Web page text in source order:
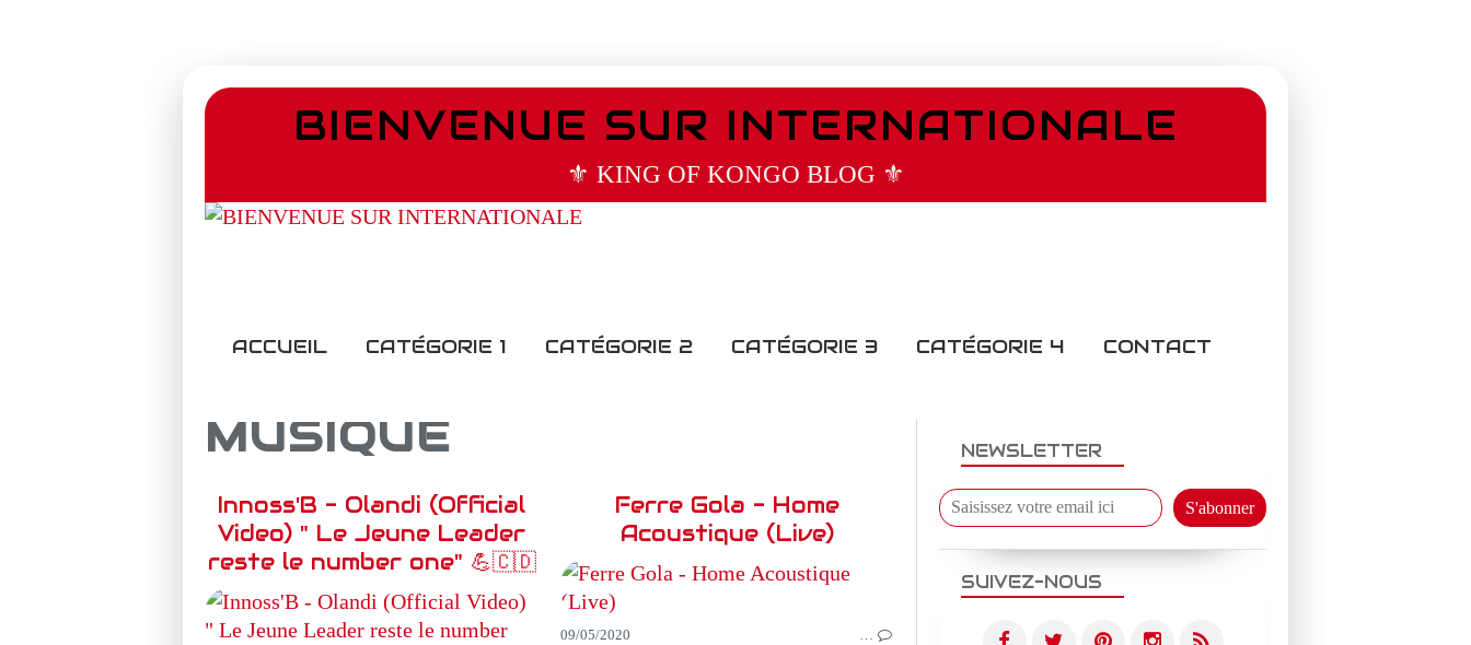
BIENVENUE SUR INTERNATIONALE
⚜️ KING OF KONGO BLOG ⚜️
ACCUEIL CATÉGORIE 1 CATÉGORIE 2 CATÉGORIE 3 CATÉGORIE 4 CONTACT
MUSIQUE
Innoss'B - Olandi (Official
Video) " Le Jeune Leader
reste le number one" 💪🇨🇩
Ferre Gola - Home
Acoustique (Live)
09/05/2020
NEWSLETTER
SUIVEZ-NOUS